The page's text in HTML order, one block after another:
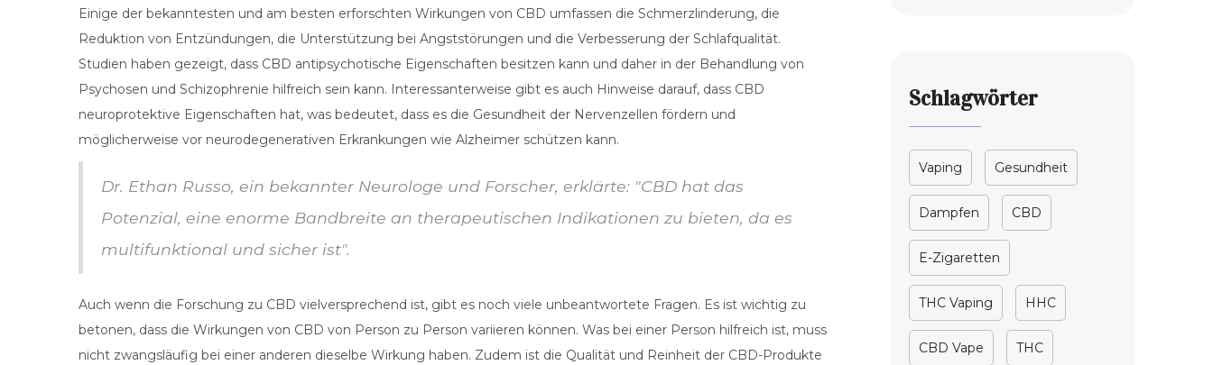
Einige der bekanntesten und am besten erforschten Wirkungen von CBD umfassen die Schmerzlinderung, die
Reduktion von Entzündungen, die Unterstützung bei Angststörungen und die Verbesserung der Schlafqualität.
Studien haben gezeigt, dass CBD antipsychotische Eigenschaften besitzen kann und daher in der Behandlung von
Psychosen und Schizophrenie hilfreich sein kann. Interessanterweise gibt es auch Hinweise darauf, dass CBD
neuroprotektive Eigenschaften hat, was bedeutet, dass es die Gesundheit der Nervenzellen fördern und
möglicherweise vor neurodegenerativen Erkrankungen wie Alzheimer schützen kann.
Dr. Ethan Russo, ein bekannter Neurologe und Forscher, erklärte: "CBD hat das
Potenzial, eine enorme Bandbreite an therapeutischen Indikationen zu bieten, da es
multifunktional und sicher ist".
Auch wenn die Forschung zu CBD vielversprechend ist, gibt es noch viele unbeantwortete Fragen. Es ist wichtig zu
betonen, dass die Wirkungen von CBD von Person zu Person variieren können. Was bei einer Person hilfreich ist, muss
nicht zwangsläufig bei einer anderen dieselbe Wirkung haben. Zudem ist die Qualität und Reinheit der CBD-Produkte
Schlagwörter
Vaping Gesundheit
Dampfen CBD
E-Zigaretten
THC Vaping HHC
CBD Vape THC